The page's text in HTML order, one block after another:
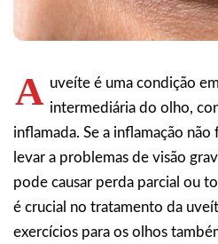
A uveíte é uma condição
intermediária do olho,
inflamada. Se a inflamação
levar a problemas de visão
pode causar perda parcial ou
é crucial no tratamento da
exercícios para os olhos